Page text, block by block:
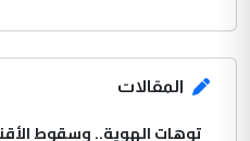
المقالات
توهات الهوية.. وسقوط